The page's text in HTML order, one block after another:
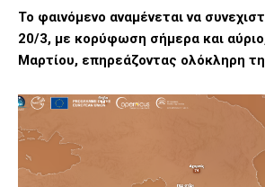
Το φαινόμενο αναμένεται να
20/3, με κορύφωση σήμερα και
Μαρτίου, επηρεάζοντας ολόκληρη